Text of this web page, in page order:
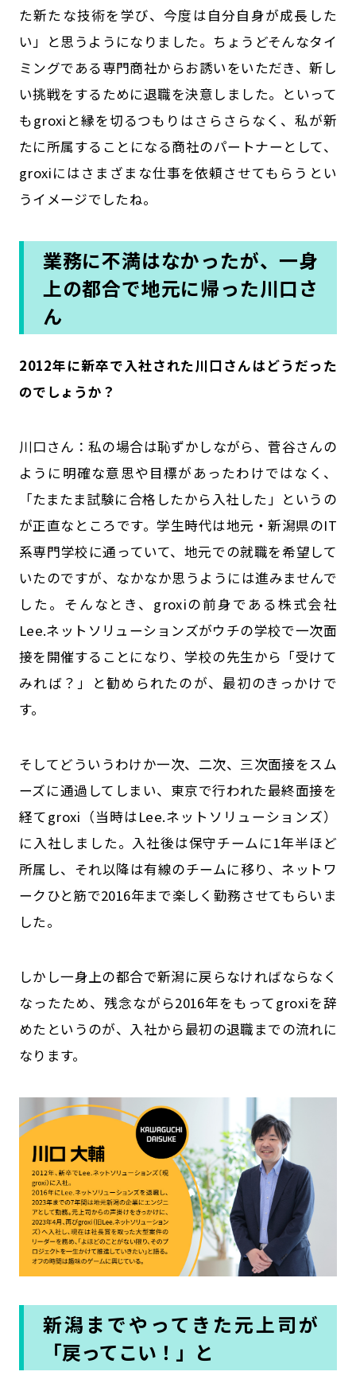
た新たな技術を学び、今度は自分自身が成長した
い」と思うようになりました。ちょうどそんなタイ
ミングである専門商社からお誘いをいただき、新し
い挑戦をするために退職を決意しました。といって
もgroxiと縁を切るつもりはさらさらなく、私が新
たに所属することになる商社のパートナーとして、
groxiにはさまざまな仕事を依頼させてもらう――とい
うイメージでしたね。
業務に不満はなかったが、一身
上の都合で地元に帰った川口さ
ん
――2012年に新卒で入社された川口さんはどうだった
のでしょうか？
川口さん：私の場合は恥ずかしながら、菅谷さんの
ように明確な意思や目標があったわけではなく、
「たまたま試験に合格したから入社した」というの
が正直なところです。学生時代は地元・新潟県のIT
系専門学校に通っていて、地元での就職を希望して
いたのですが、なかなか思うようには進みませんで
した。そんなとき、groxiの前身である株式会社
Lee.ネットソリューションズがウチの学校で一次面
接を開催することになり、学校の先生から「受けて
みれば？」と勧められたのが、最初のきっかけで
す。
そしてどういうわけか一次、二次、三次面接をスム
ーズに通過してしまい、東京で行われた最終面接を
経てgroxi（当時はLee.ネットソリューションズ）
に入社しました。入社後は保守チームに1年半ほど
所属し、それ以降は有線のチームに移り、ネットワ
ークひと筋で2016年まで楽しく勤務させてもらいま
した。
しかし一身上の都合で新潟に戻らなければならなく
なったため、残念ながら2016年をもってgroxiを辞
めたというのが、入社から最初の退職までの流れに
なります。
新潟までやってきた元上司が
「戻ってこい！」と